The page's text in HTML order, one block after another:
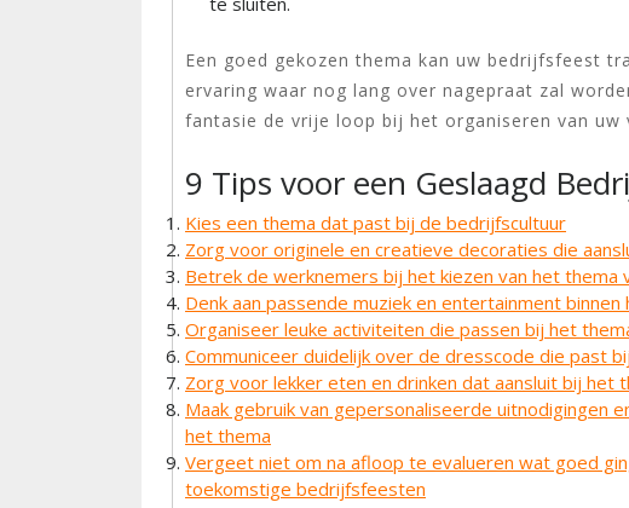
Een goed gekozen thema kan uw bedrijfsfeest
ervaring waar nog lang over nagepraat zal
fantasie de vrije loop bij het organiseren van uw
9 Tips voor een Geslaagd
Kies een thema dat past bij de bedrijfscultuur
Zorg voor originele en creatieve decoraties die
Betrek de werknemers bij het kiezen van het thema
Denk aan passende muziek en entertainment
Organiseer leuke activiteiten die passen bij het
Communiceer duidelijk over de dresscode die past
Zorg voor lekker eten en drinken dat aansluit bij het
Maak gebruik van gepersonaliseerde uitnodigingen
het thema
Vergeet niet om na afloop te evalueren wat goed
toekomstige bedrijfsfeesten